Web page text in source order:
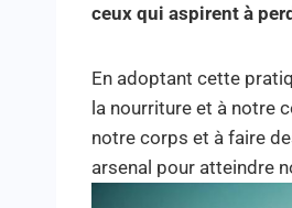
ceux qui aspirent à
En adoptant cette
la nourriture et à notre
notre corps et à faire
arsenal pour atteindre